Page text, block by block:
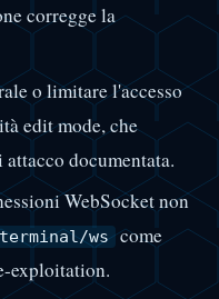
corregge la
o limitare l'accesso
edit mode, che
documentata.
WebSocket non
ws come
exploitation.